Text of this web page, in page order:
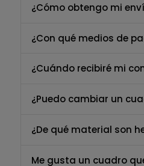
¿Cómo obtengo mi
¿Con qué medios de
¿Cuándo recibiré mi
¿Puedo cambiar un
¿De qué material son
Me gusta un cuadro